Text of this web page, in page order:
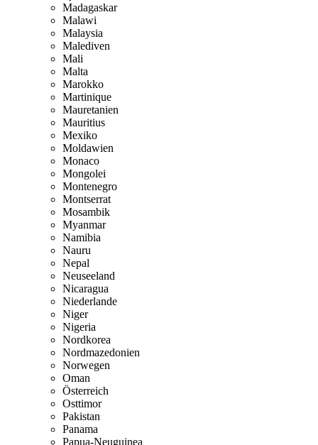
Madagaskar
Malawi
Malaysia
Malediven
Mali
Malta
Marokko
Martinique
Mauretanien
Mauritius
Mexiko
Moldawien
Monaco
Mongolei
Montenegro
Montserrat
Mosambik
Myanmar
Namibia
Nauru
Nepal
Neuseeland
Nicaragua
Niederlande
Niger
Nigeria
Nordkorea
Nordmazedonien
Norwegen
Oman
Österreich
Osttimor
Pakistan
Panama
Papua-Neuguinea